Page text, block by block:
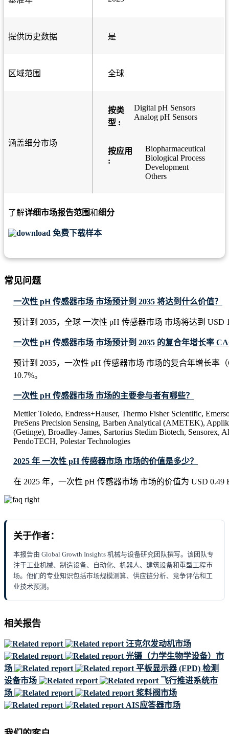
提供历史数据 是
区域范围 全球
涵盖细分市场
按类
型 :
Digital pH Sensors
Analog pH Sensors
按应用
:
Biopharmaceutical
Biological Process
Development
Others
了解详细市场报告范围和细分
免费下载样本
常见问题
一次性 pH 传感器市场 市场预计到 2035 将达到什么价值？
预计到 2035，全球 一次性 pH 传感器市场 市场将达到 USD
一次性 pH 传感器市场 市场预计到 2035 的复合年增长率
预计到 2035，一次性 pH 传感器市场 市场的复合年增长率
10.7%。
一次性 pH 传感器市场 市场的主要参与者有哪些？
Mettler Toledo, Endress+Hauser, Thermo Fisher Scientific,
PreSens Precision Sensing, Barben Analytical (AMETEK),
(Getinge), Broadley-James, Sartorius Stedim Biotech, Sensorex,
PendoTECH, Polestar Technologies
2025 年 一次性 pH 传感器市场 市场的价值是多少？
在 2025 年，一次性 pH 传感器市场 市场的价值为 USD 0.49
关于作者：
本报告由 Global Growth Insights 机械与设备研究团队撰写。该团队专
注于工业机械、制造设备、自动化、机器人、建筑设备和重型工程市
场。他们的专业知识包括市场规模测算、供应链分析、竞争评估和工
业技术预测。
相关报告
汪克尔发动机市场
光镊（力学生物学设备）市
场
平板显示器 (FPD) 检测
设备市场
飞行推进系统市
场
浆料阀市场
AIS应答器市场